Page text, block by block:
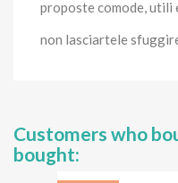
proposte comode, utili
non lasciartele
Customers who
bought: